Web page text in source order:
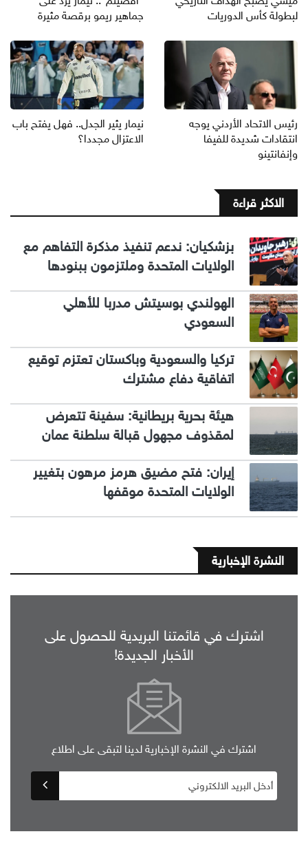
لبطولة كأس الدوريات
جماهير ريمو برقصة مثيرة
رئيس الاتحاد الأردني يوجه
انتقادات شديدة للفيفا
وإنفانتينو
نيمار يثير الجدل.. فهل يفتح باب
الاعتزال مجددا؟
الاكثر قراءة
بزشكيان: ندعم تنفيذ مذكرة التفاهم مع
الولايات المتحدة وملتزمون ببنودها
الهولندي بوسيتش مدربا للأهلي
السعودي
تركيا والسعودية وباكستان تعتزم توقيع
اتفاقية دفاع مشترك
هيئة بحرية بريطانية: سفينة تتعرض
لمقذوف مجهول قبالة سلطنة عمان
إيران: فتح مضيق هرمز مرهون بتغيير
الولايات المتحدة موقفها
النشرة الإخبارية
اشترك في قائمتنا البريدية للحصول على
الأخبار الجديدة!
اشترك في النشرة الإخبارية لدينا لتبقى على اطلاع